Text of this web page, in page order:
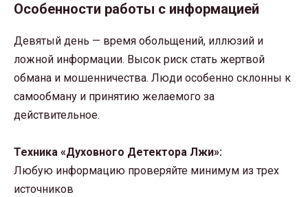
Особенности работы с информацией
Девятый день — время обольщений, иллюзий и
ложной информации. Высок риск стать жертвой
обмана и мошенничества. Люди особенно склонны к
самообману и принятию желаемого за
действительное.
Техника «Духовного Детектора Лжи»:
Любую информацию проверяйте минимум из трех
источников